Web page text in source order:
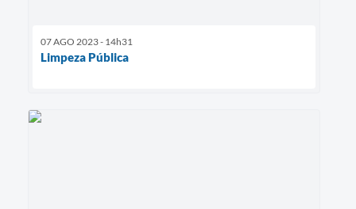
07 AGO 2023 - 14h31
Limpeza Pública